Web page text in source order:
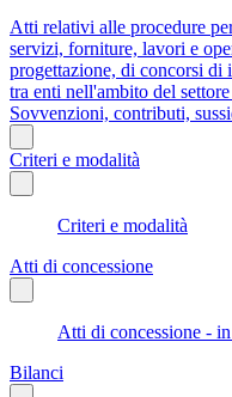
Atti relativi alle procedure
servizi, forniture, lavori e
progettazione, di concorsi di
tra enti nell'ambito del
Sovvenzioni, contributi,
Criteri e modalità
Criteri e modalità
Atti di concessione
Atti di concessione -
Bilanci